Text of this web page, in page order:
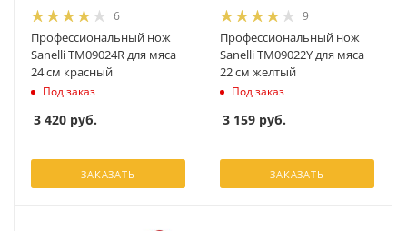
6
Профессиональный нож
Sanelli TM09024R для мяса
24 см красный
Под заказ
3 420 руб.
ЗАКАЗАТЬ
9
Профессиональный нож
Sanelli TM09022Y для мяса
22 см желтый
Под заказ
3 159 руб.
ЗАКАЗАТЬ